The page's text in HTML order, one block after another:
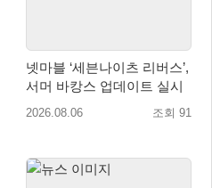
넷마블 ‘세븐나이츠 리버스’,
서머 바캉스 업데이트 실시
2026.08.06 조회 91